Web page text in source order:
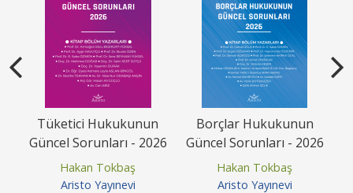
Tüketici Hukukunun
Güncel Sorunları - 2026
Hakan Tokbaş
Aristo Yayınevi
Borçlar Hukukunun
Güncel Sorunları - 2026
Hakan Tokbaş
Aristo Yayınevi